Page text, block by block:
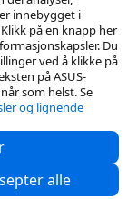
innebygget i
på en knapp her
Du
ved å klikke på
på ASUS-
som helst. Se
og lignende
alle